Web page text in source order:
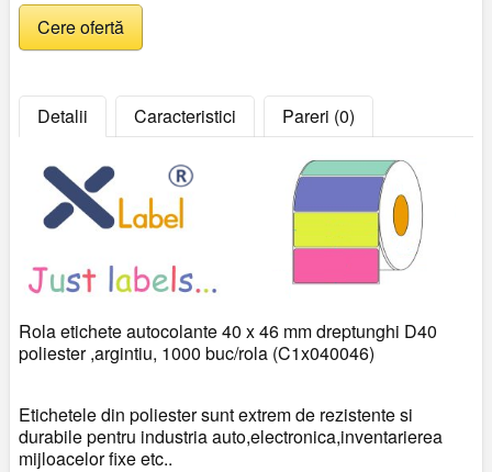
Detalii Caracteristici Pareri (0)
Rola etichete autocolante 40 x 46 mm dreptunghi D40
poliester ,argintiu, 1000 buc/rola (C1x040046)
Etichetele din poliester sunt extrem de rezistente si
durabile pentru industria auto,electronica,inventarierea
mijloacelor fixe etc..